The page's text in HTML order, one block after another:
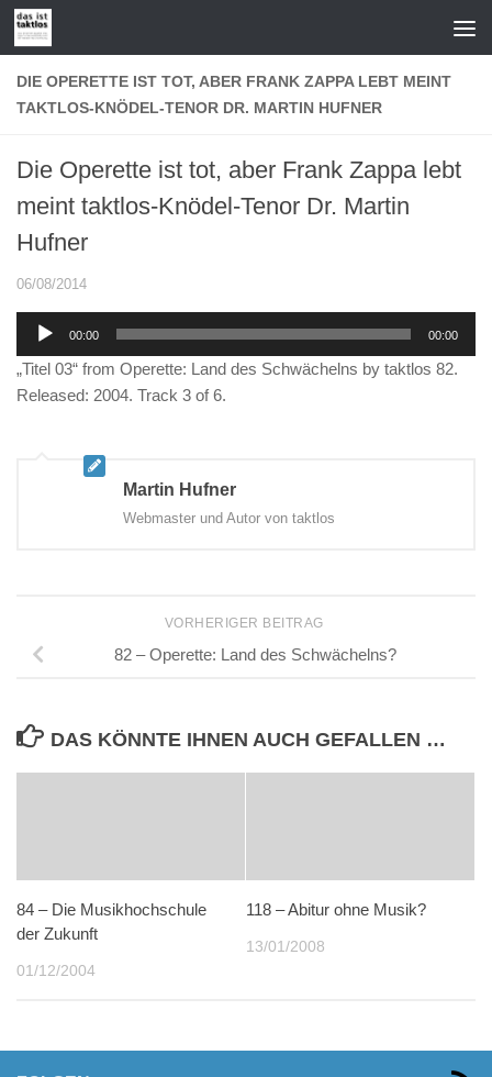
Zum Inhalt springen
DIE OPERETTE IST TOT, ABER FRANK ZAPPA LEBT MEINT
TAKTLOS-KNÖDEL-TENOR DR. MARTIN HUFNER
Die Operette ist tot, aber Frank Zappa lebt
meint taktlos-Knödel-Tenor Dr. Martin
Hufner
06/08/2014
Audio-
00:00 00:00
„Titel 03“ from Operette: Land des Schwächelns by taktlos 82.
Released: 2004. Track 3 of 6.
Martin Hufner
Webmaster und Autor von taktlos
VORHERIGER BEITRAG
82 – Operette: Land des Schwächelns?
DAS KÖNNTE IHNEN AUCH GEFALLEN …
84 – Die Musikhochschule
der Zukunft
01/12/2004
118 – Abitur ohne Musik?
13/01/2008